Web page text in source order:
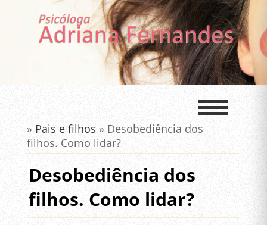
» Pais e filhos » Desobediência dos
filhos. Como lidar?
Desobediência dos
filhos. Como lidar?